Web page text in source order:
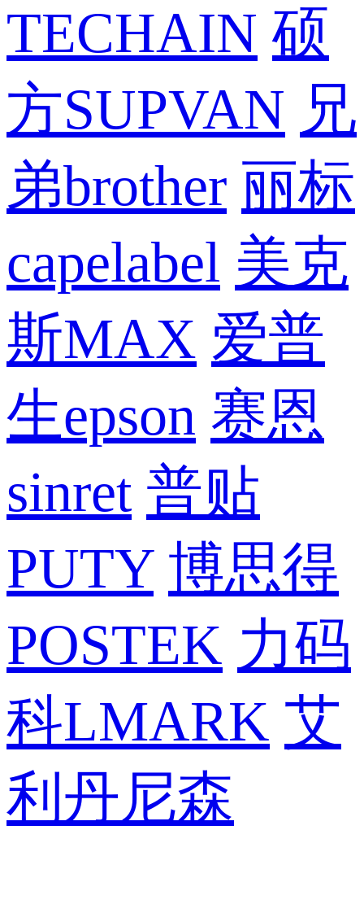
TECHAIN 硕
方SUPVAN 兄
弟brother 丽标
capelabel 美克
斯MAX 爱普
生epson 赛恩
sinret 普贴
PUTY 博思得
POSTEK 力码
科LMARK 艾
利丹尼森